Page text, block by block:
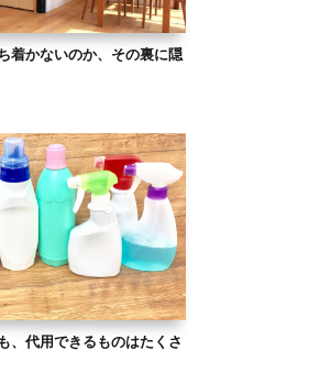
着かないのか、その裏に隠
、代用できるものはたくさ